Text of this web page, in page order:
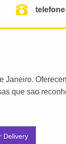
Janeiro.
que sao
Delivery